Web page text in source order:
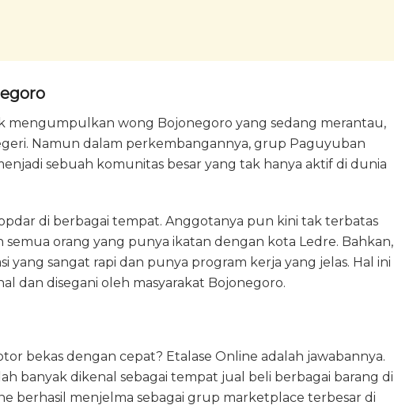
mengumpulkan wong Bojonegoro yang sedang merantau,
Namun dalam perkembangannya, grup Paguyuban
sebuah komunitas besar yang tak hanya aktif di dunia
di berbagai tempat. Anggotanya pun kini tak terbatas
semua orang yang punya ikatan dengan kota Ledre. Bahkan,
yang sangat rapi dan punya program kerja yang jelas. Hal ini
dan disegani oleh masyarakat Bojonegoro.
bekas dengan cepat? Etalase Online adalah jawabannya.
banyak dikenal sebagai tempat jual beli berbagai barang di
berhasil menjelma sebagai grup marketplace terbesar di